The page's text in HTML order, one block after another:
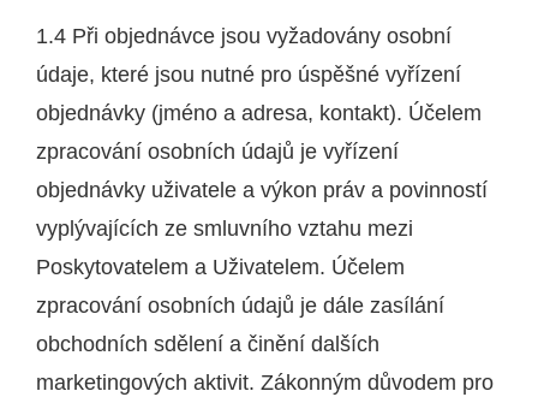
1.4 Při objednávce jsou vyžadovány osobní
údaje, které jsou nutné pro úspěšné vyřízení
objednávky (jméno a adresa, kontakt). Účelem
zpracování osobních údajů je vyřízení
objednávky uživatele a výkon práv a povinností
vyplývajících ze smluvního vztahu mezi
Poskytovatelem a Uživatelem. Účelem
zpracování osobních údajů je dále zasílání
obchodních sdělení a činění dalších
marketingových aktivit. Zákonným důvodem pro